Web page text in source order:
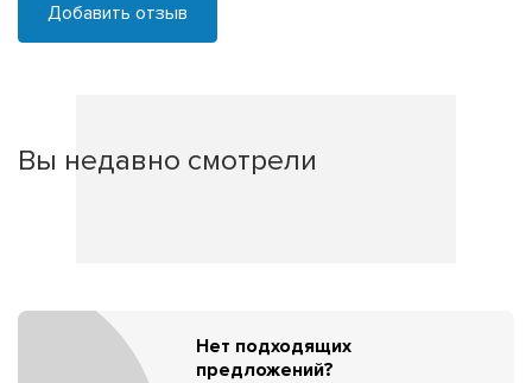
Добавить отзыв
Вы недавно смотрели
Нет подходящих
предложений?